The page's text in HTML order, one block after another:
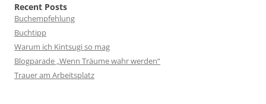
Recent Posts
Buchempfehlung
Buchtipp
Warum ich Kintsugi so mag
Blogparade „Wenn Träume wahr werden“
Trauer am Arbeitsplatz